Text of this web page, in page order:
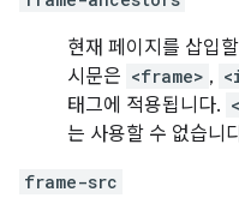
현재 페이지를 삽입
시문은 <frame> ,
태그에 적용됩니다.
는 사용할 수 없습니
frame-src